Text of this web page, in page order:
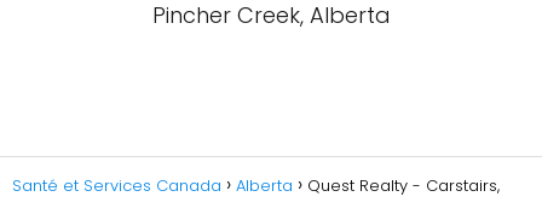
Pincher Creek, Alberta
Santé et Services Canada Alberta
Quest Realty - Carstairs,